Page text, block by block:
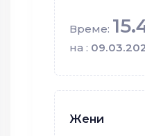
Време:
на :
Жени